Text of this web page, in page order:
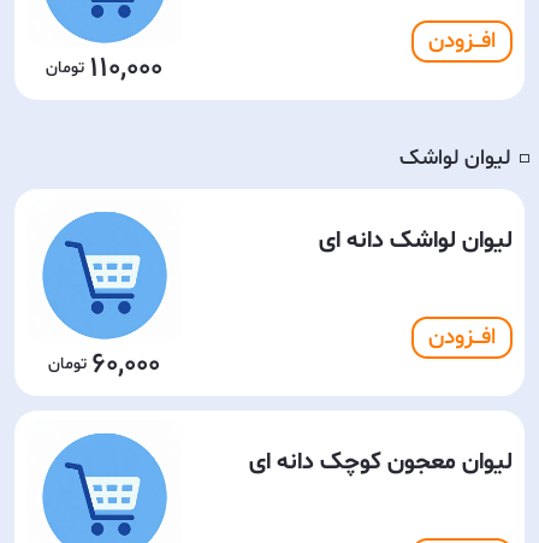
افـــزودن
110,000
◽️ لیوان لواشک
لیوان لواشک دانه ای
افـــزودن
60,000
لیوان معجون کوچک دانه ای